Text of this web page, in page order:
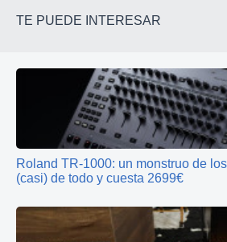
TE PUEDE INTERESAR
Roland TR-1000: un monstruo de
(casi) de todo y cuesta 2699€